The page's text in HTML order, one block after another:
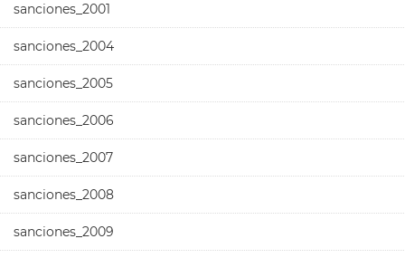
sanciones_2001
sanciones_2004
sanciones_2005
sanciones_2006
sanciones_2007
sanciones_2008
sanciones_2009